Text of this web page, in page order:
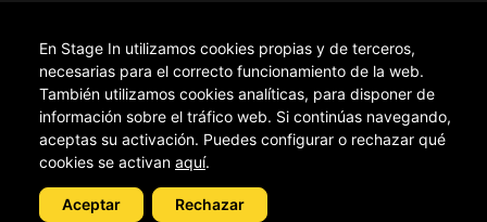
Proyecto financiado. Plataforma online de difusión de artes
escénicas y música. Expediente: CUACEC/2023/41. Actuación
financiada por la Unión Europea – NextGenerationEU, en el marco del
Plan de Recuperación, Transformación y Resiliencia del Reino de
España, gestionada por la Conselleria d'Educació, Cultura i
Universitats de la Generalitat Valenciana. Importe financiado:
En Stage In utilizamos cookies propias y de terceros,
necesarias para el correcto funcionamiento de la web.
También utilizamos cookies analíticas, para disponer de
información sobre el tráfico web. Si continúas navegando,
aceptas su activación. Puedes configurar o rechazar qué
cookies se activan aquí.
Aceptar Rechazar